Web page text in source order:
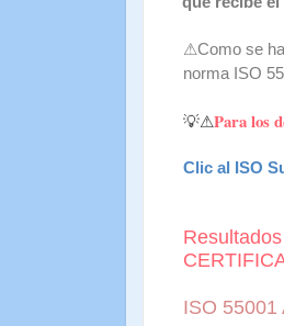
⚠Como se
norma ISO
💡⚠Para los
Clic al ISO
ISO 55001